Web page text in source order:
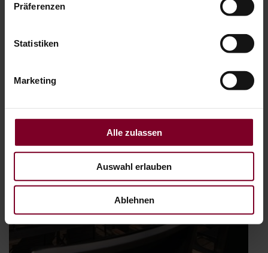
Präferenzen
Statistiken
Marketing
Alle zulassen
Auswahl erlauben
Ablehnen
Behangbereich